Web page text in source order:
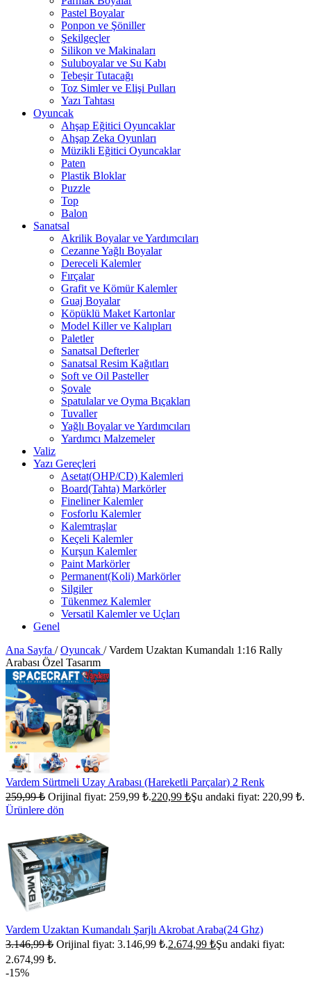
Pastel Boyalar
Ponpon ve Şöniller
Şekilgeçler
Silikon ve Makinaları
Suluboyalar ve Su Kabı
Tebeşir Tutacağı
Toz Simler ve Elişi Pulları
Yazı Tahtası
Oyuncak
Ahşap Eğitici Oyuncaklar
Ahşap Zeka Oyunları
Müzikli Eğitici Oyuncaklar
Paten
Plastik Bloklar
Puzzle
Top
Balon
Sanatsal
Akrilik Boyalar ve Yardımcıları
Cezanne Yağlı Boyalar
Dereceli Kalemler
Fırçalar
Grafit ve Kömür Kalemler
Guaj Boyalar
Köpüklü Maket Kartonlar
Model Killer ve Kalıpları
Paletler
Sanatsal Defterler
Sanatsal Resim Kağıtları
Soft ve Oil Pasteller
Şovale
Spatulalar ve Oyma Bıçakları
Tuvaller
Yağlı Boyalar ve Yardımcıları
Yardımcı Malzemeler
Valiz
Yazı Gereçleri
Asetat(OHP/CD) Kalemleri
Board(Tahta) Markörler
Fineliner Kalemler
Fosforlu Kalemler
Kalemtraşlar
Keçeli Kalemler
Kurşun Kalemler
Paint Markörler
Permanent(Koli) Markörler
Silgiler
Tükenmez Kalemler
Versatil Kalemler ve Uçları
Genel
Ana Sayfa / Oyuncak / Vardem Uzaktan Kumandalı 1:16 Rally
Arabası Özel Tasarım
Vardem Sürtmeli Uzay Arabası (Hareketli Parçalar) 2 Renk
259,99₺ Orijinal fiyat: 259,99 ₺.220,99 ₺Şu andaki fiyat: 220,99 ₺.
Ürünlere dön
Vardem Uzaktan Kumandalı Şarjlı Akrobat Araba(24 Ghz)
3.146,99₺ Orijinal fiyat: 3.146,99 ₺.2.674,99 ₺Şu andaki fiyat:
2.674,99 ₺.
-15%